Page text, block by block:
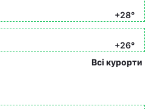
+28°
+26°
Всі курорти